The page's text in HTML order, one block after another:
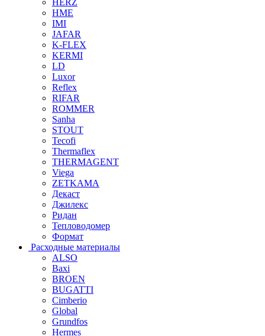
HME
IMI
JAFAR
K-FLEX
KERMI
LD
Luxor
Reflex
RIFAR
ROMMER
Sanha
STOUT
Tecofi
Thermaflex
THERMAGENT
Viega
ZETKAMA
Декаст
Джилекс
Ридан
Тепловодомер
Формат
Расходные материалы
ALSO
Baxi
BROEN
BUGATTI
Cimberio
Global
Grundfos
Hermes